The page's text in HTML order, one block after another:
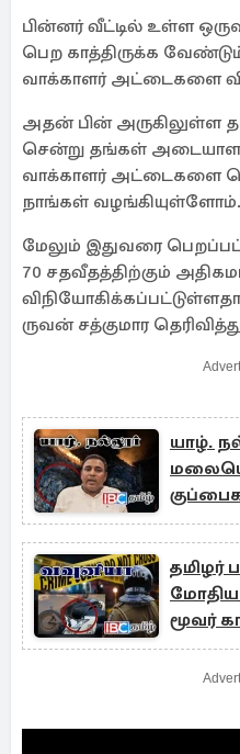
பின்னர் வீட்டில் உள்ள
பெற காத்திருக்க
வாக்காளர் அட்டைகளை
அதன் பின் அருகிலுள்ள
சென்று தங்கள்
வாக்காளர் அட்டைகளை
நாங்கள்
மேலும் இதுவரை
70 சதவீதத்திற்கும்
ருவன் சத்குமார
யாழ்.
சிரமம்
தமிழர்
மூவர்